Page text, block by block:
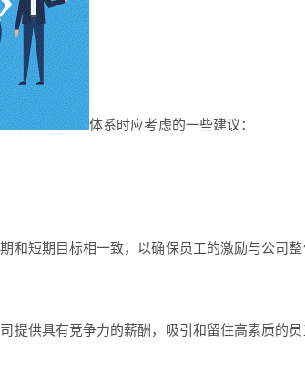
体系时应考虑的一些建议：
和短期目标相一致，以确保员工的激励与公司
提供具有竞争力的薪酬，吸引和留住高素质的